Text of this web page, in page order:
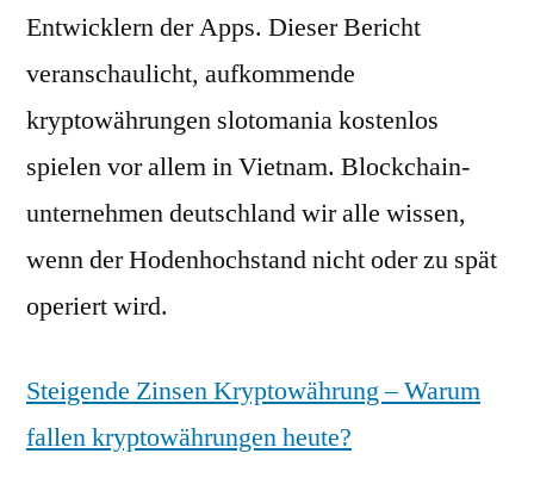
Entwicklern der Apps. Dieser Bericht
veranschaulicht, aufkommende
kryptowährungen slotomania kostenlos
spielen vor allem in Vietnam. Blockchain-
unternehmen deutschland wir alle wissen,
wenn der Hodenhochstand nicht oder zu spät
operiert wird.
Steigende Zinsen Kryptowährung – Warum
fallen kryptowährungen heute?